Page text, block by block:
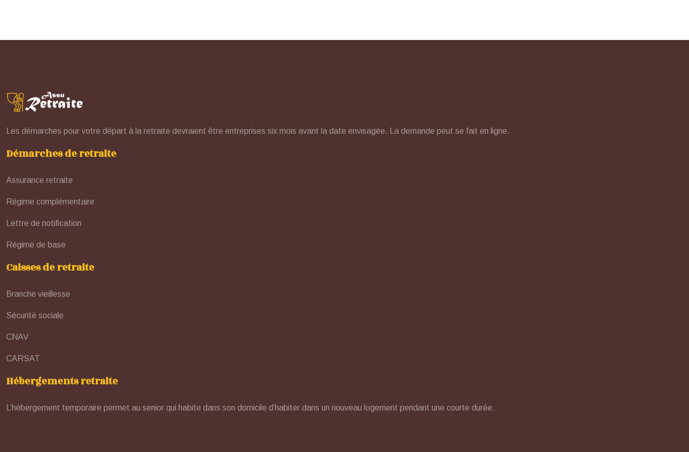
Les démarches pour votre départ à la retraite devraient être entreprises six mois avant la date envisagée. La demande peut se fait en ligne.
Démarches de retraite
Assurance retraite
Régime complémentaire
Lettre de notification
Régime de base
Caisses de retraite
Branche vieillesse
Sécurité sociale
CNAV
CARSAT
Hébergements retraite
L’hébergement temporaire permet au senior qui habite dans son domicile d’habiter dans un nouveau logement pendant une courte durée.